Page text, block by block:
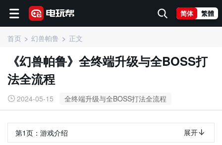
简体 繁體
首页 幻兽帕鲁 正文
《幻兽帕鲁》全终端升级与全BOSS打
法全流程
2024-05-15 全终端升级与全BOSS打法全流程
第1页： 游戏介绍 展开